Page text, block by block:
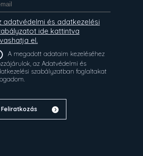
adatvédelmi és adatkezelési
ide kattintva
el.
A megadott adataim kezeléséhez
az Adatvédelmi és
szabályzatban foglaltakat
Feliratkozás